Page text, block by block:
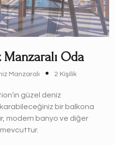
Oda
Manzaralı 2 Kişilik
güzel deniz
bir balkona
modern banyo ve diğer